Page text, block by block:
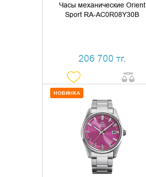
Часы механические Orient
Sport RA-AC0R08Y30B
206 700 тг.
НОВИНКА
ДОБАВИТЬ В КОРЗИНУ
КУПИТЬ В 1 КЛИК